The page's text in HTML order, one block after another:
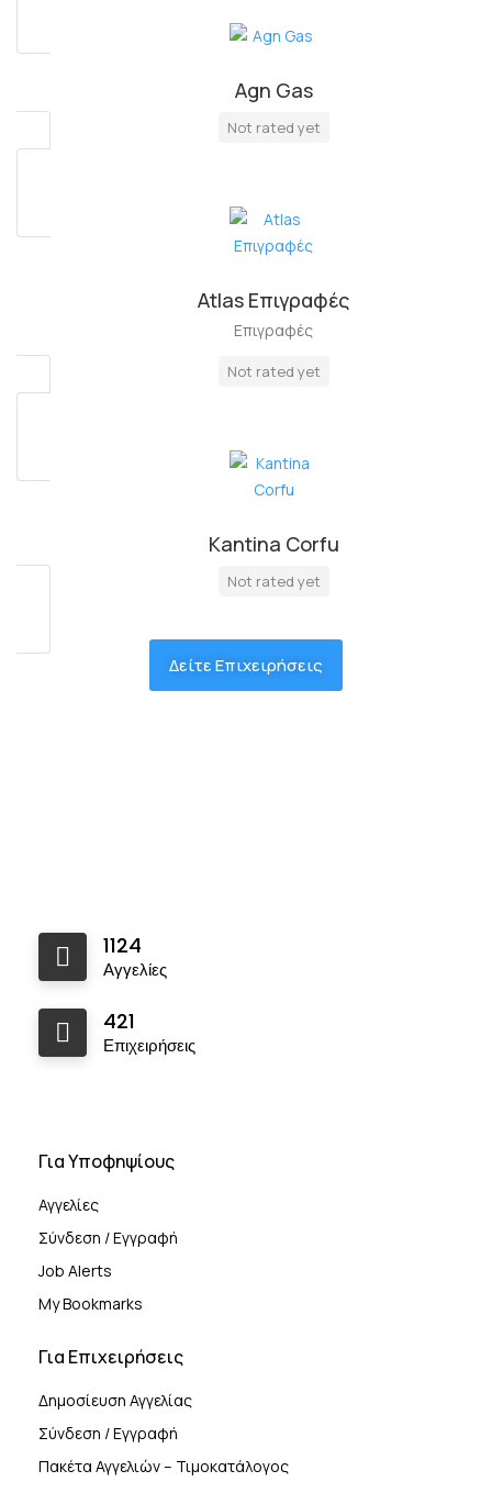
Agn Gas
Not rated yet
Atlas Επιγραφές
Επιγραφές
Not rated yet
Kantina Corfu
Not rated yet
Δείτε Επιχειρήσεις
1124
Αγγελίες
421
Επιχειρήσεις
Για Υποφηψίους
Αγγελίες
Σύνδεση / Εγγραφή
Job Alerts
My Bookmarks
Για Επιχειρήσεις
Δημοσίευση Αγγελίας
Σύνδεση / Εγγραφή
Πακέτα Αγγελιών – Τιμοκατάλογος